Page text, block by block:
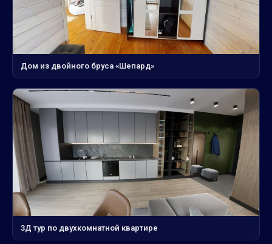
Дом из двойного бруса «Шепард»
3Д тур по двухкомнатной квартире